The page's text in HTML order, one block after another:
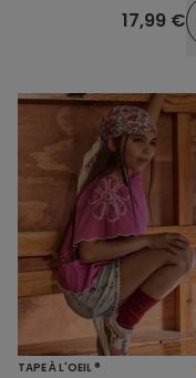
17,99 €
TAPE À L'OEIL ®